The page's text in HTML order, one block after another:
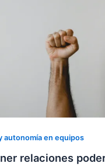
autonomía en equipos
relaciones